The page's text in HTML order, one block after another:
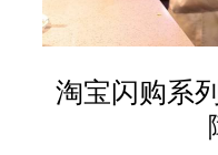
淘宝闪购系